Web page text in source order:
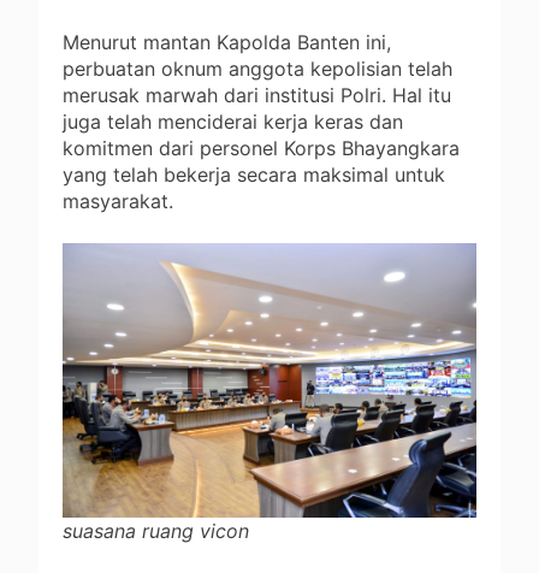
Menurut mantan Kapolda Banten ini,
perbuatan oknum anggota kepolisian telah
merusak marwah dari institusi Polri. Hal itu
juga telah menciderai kerja keras dan
komitmen dari personel Korps Bhayangkara
yang telah bekerja secara maksimal untuk
masyarakat.
suasana ruang vicon